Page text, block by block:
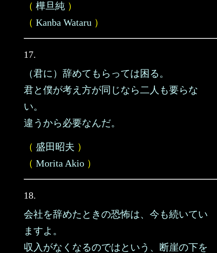
（ 樺旦純 ）
（ Kanba Wataru ）
17.
（君に）辞めてもらっては困る。
君と僕が考え方が同じなら二人も要らな
い。
違うから必要なんだ。
（ 盛田昭夫 ）
（ Morita Akio ）
18.
会社を辞めたときの恐怖は、今も続いてい
ますよ。
収入がなくなるのではという、断崖の下を